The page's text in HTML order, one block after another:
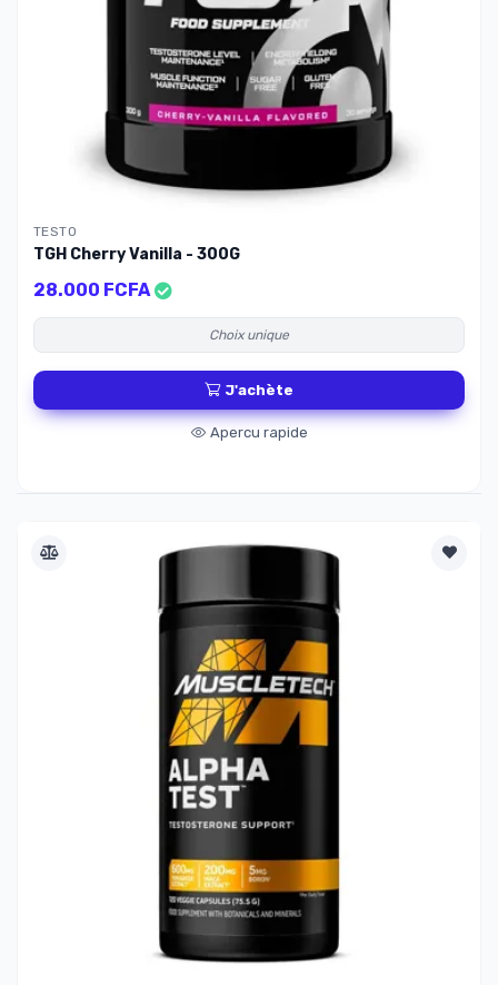
TESTO
TGH Cherry Vanilla - 300G
28.000 FCFA
Choix unique
J'achète
Apercu rapide